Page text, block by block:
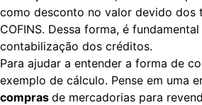
como desconto no valor devido dos
COFINS. Dessa forma, é
contabilização dos créditos.
Para ajudar a entender a forma de
exemplo de cálculo. Pense em uma
compras de mercadorias para